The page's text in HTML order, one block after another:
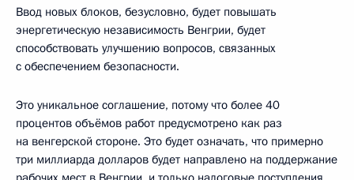
Ввод новых блоков, безусловно, будет повышать
энергетическую независимость Венгрии, будет
способствовать улучшению вопросов, связанных
с обеспечением безопасности.
Это уникальное соглашение, потому что более 40
процентов объёмов работ предусмотрено как раз
на венгерской стороне. Это будет означать, что примерно
три миллиарда долларов будет направлено на поддержание